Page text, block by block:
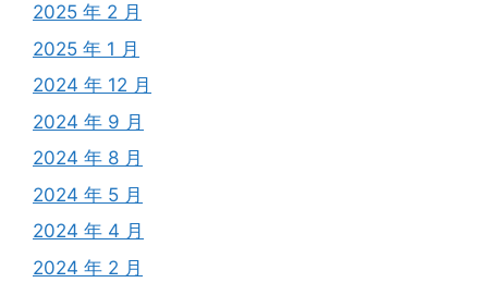
2025 年 2 月
2025 年 1 月
2024 年 12 月
2024 年 9 月
2024 年 8 月
2024 年 5 月
2024 年 4 月
2024 年 2 月